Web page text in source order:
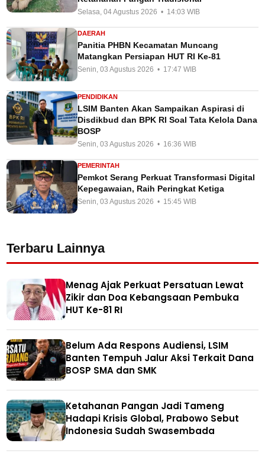
Selasa, 04 Agustus 2026 • 14:03 WIB
DAERAH
Panitia PHBN Kecamatan Muncang
Matangkan Persiapan HUT RI Ke-81
Senin, 03 Agustus 2026 • 17:47 WIB
PENDIDIKAN
LSIM Banten Akan Sampaikan Aspirasi di
Disdikbud dan BPK RI Soal Tata Kelola Dana
BOSP
Senin, 03 Agustus 2026 • 16:36 WIB
PEMERINTAH
Pemkot Serang Perkuat Transformasi Digital
Kepegawaian, Raih Peringkat Ketiga
Senin, 03 Agustus 2026 • 15:45 WIB
Terbaru Lainnya
Menag Ajak Perkuat Persatuan Lewat
Zikir dan Doa Kebangsaan Pembuka
HUT Ke-81 RI
Belum Ada Respons Audiensi, LSIM
Banten Tempuh Jalur Aksi Terkait Dana
BOSP SMA dan SMK
Ketahanan Pangan Jadi Tameng
Hadapi Krisis Global, Prabowo Sebut
Indonesia Sudah Swasembada